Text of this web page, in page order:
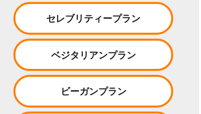
セレブリティープラン
ベジタリアンプラン
ビーガンプラン